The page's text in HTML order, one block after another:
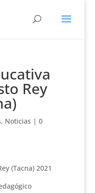
Rey
, Noticias | 0
(Tacna) 2021